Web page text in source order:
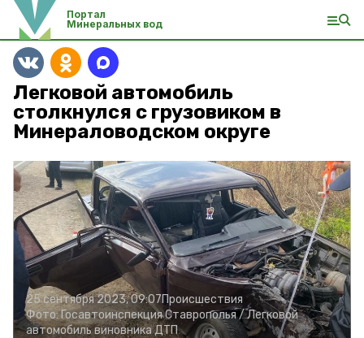
Портал
Минеральных вод
Легковой автомобиль
столкнулся с грузовиком в
Минераловодском округе
25 сентября 2023, 09:07Происшествия
Фото:Госавтоинспекция Ставрополья /Легковой
автомобиль виновника ДТП